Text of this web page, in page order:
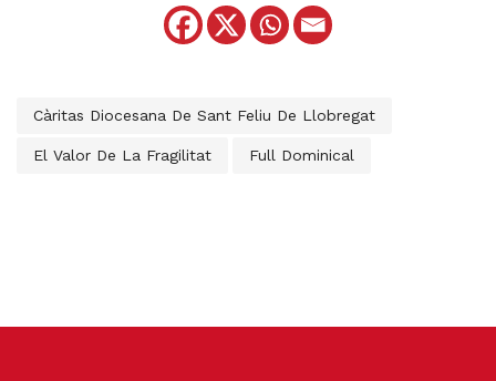
Càritas Diocesana De Sant Feliu De Llobregat
El Valor De La Fragilitat Full Dominical